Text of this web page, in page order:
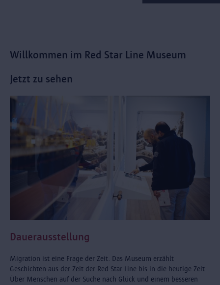
Willkommen im Red Star Line Museum
Jetzt zu sehen
Dauerausstellung
Migration ist eine Frage der Zeit. Das Museum erzählt
Geschichten aus der Zeit der Red Star Line bis in die heutige Zeit.
Über Menschen auf der Suche nach Glück und einem besseren